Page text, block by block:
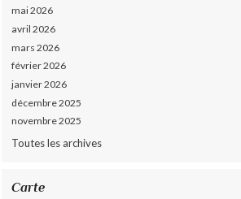
mai 2026
avril 2026
mars 2026
février 2026
janvier 2026
décembre 2025
novembre 2025
Toutes les archives
Carte